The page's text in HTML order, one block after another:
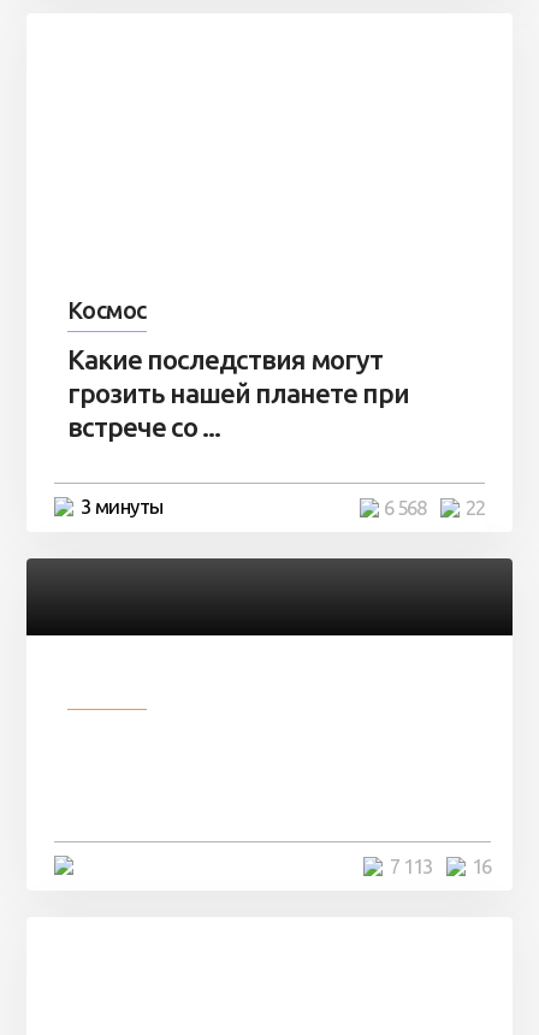
Космос
Какие последствия могут
грозить нашей планете при
встрече со ...
3 минуты 22
6 568
16
7 113